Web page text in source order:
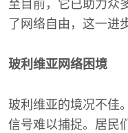
至目前，它已助力众
了网络自由，这一进
玻利维亚网络困境
玻利维亚的境况不佳
信号难以捕捉。居民